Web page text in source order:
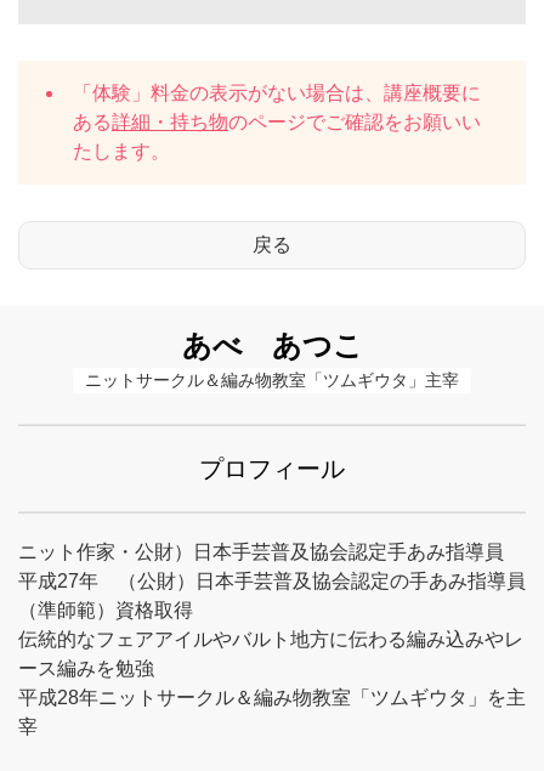
「体験」料金の表示がない場合は、講座概要に
ある詳細・持ち物のページでご確認をお願いい
たします。
あべ あつこ
ニットサークル＆編み物教室「ツムギウタ」主宰
プロフィール
ニット作家・公財）日本手芸普及協会認定手あみ指導員
平成27年 （公財）日本手芸普及協会認定の手あみ指導員
（準師範）資格取得
伝統的なフェアアイルやバルト地方に伝わる編み込みやレ
ース編みを勉強
平成28年ニットサークル＆編み物教室「ツムギウタ」を主
宰